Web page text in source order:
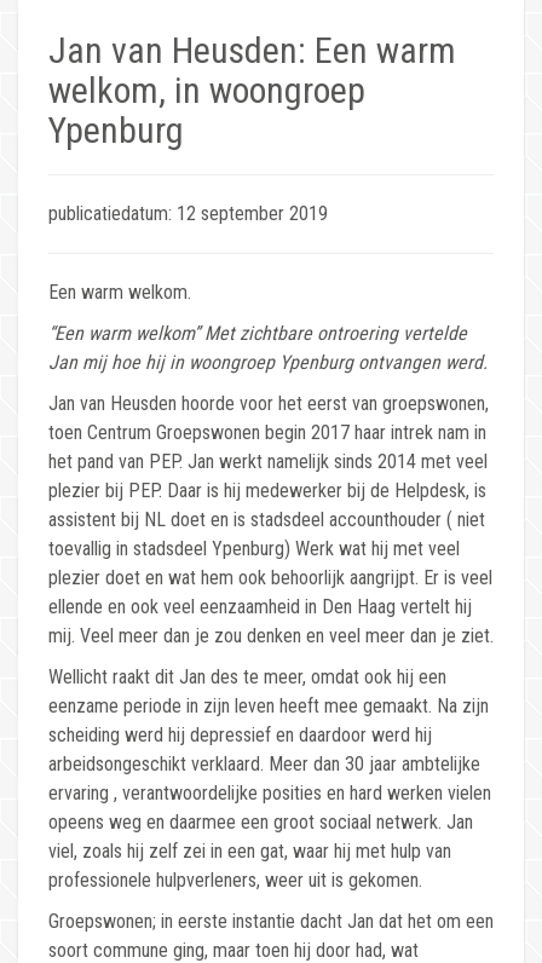
Jan van Heusden: Een warm
welkom, in woongroep
Ypenburg
publicatiedatum: 12 september 2019
Een warm welkom.
“Een warm welkom” Met zichtbare ontroering vertelde
Jan mij hoe hij in woongroep Ypenburg ontvangen werd.
Jan van Heusden hoorde voor het eerst van groepswonen,
toen Centrum Groepswonen begin 2017 haar intrek nam in
het pand van PEP. Jan werkt namelijk sinds 2014 met veel
plezier bij PEP. Daar is hij medewerker bij de Helpdesk, is
assistent bij NL doet en is stadsdeel accounthouder ( niet
toevallig in stadsdeel Ypenburg) Werk wat hij met veel
plezier doet en wat hem ook behoorlijk aangrijpt. Er is veel
ellende en ook veel eenzaamheid in Den Haag vertelt hij
mij. Veel meer dan je zou denken en veel meer dan je ziet.
Wellicht raakt dit Jan des te meer, omdat ook hij een
eenzame periode in zijn leven heeft mee gemaakt. Na zijn
scheiding werd hij depressief en daardoor werd hij
arbeidsongeschikt verklaard. Meer dan 30 jaar ambtelijke
ervaring , verantwoordelijke posities en hard werken vielen
opeens weg en daarmee een groot sociaal netwerk. Jan
viel, zoals hij zelf zei in een gat, waar hij met hulp van
professionele hulpverleners, weer uit is gekomen.
Groepswonen; in eerste instantie dacht Jan dat het om een
soort commune ging, maar toen hij door had, wat